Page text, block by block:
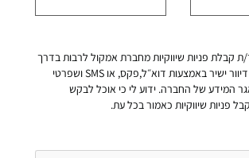
ת קבלת פניות שיווקיות מחברת אמקול לרבות בדרך
של שירותי דיוור ישיר באמצעות דוא״ל,פקס, או SMS ושפרטי
המידע של החברה. ידוע לי כי אוכל לבקש
פניות שיווקיות כאמור בכל עת.